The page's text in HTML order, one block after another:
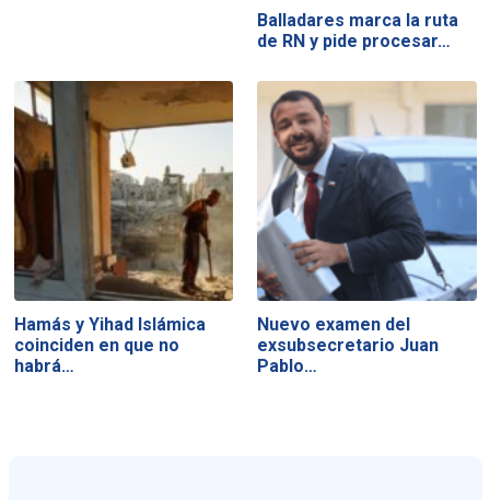
Balladares marca la ruta
de RN y pide procesar…
Hamás y Yihad Islámica
coinciden en que no
habrá…
Nuevo examen del
exsubsecretario Juan
Pablo…